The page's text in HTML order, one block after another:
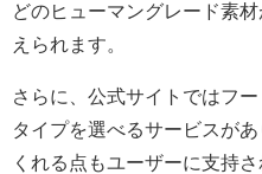
どのヒューマングレード素
えられます。
さらに、公式サイトではフ
タイプを選べるサービスが
くれる点もユーザーに支持